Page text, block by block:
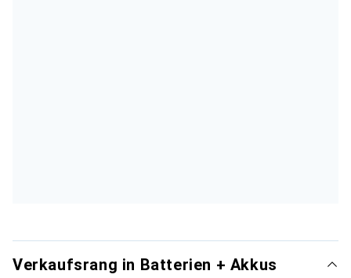
Verkaufsrang in Batterien + Akkus